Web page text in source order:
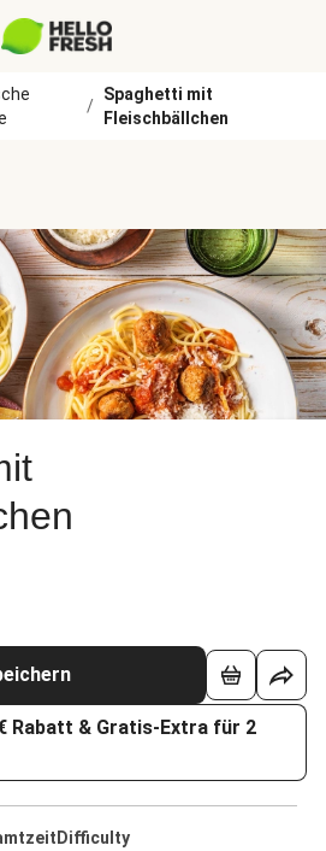
/
Spaghetti mit
Fleischbällchen
Rabatt & Gratis-Extra für 2
Difficulty